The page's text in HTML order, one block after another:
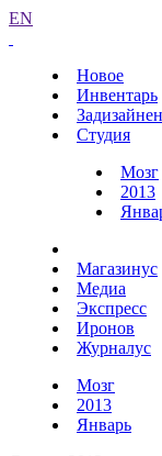
EN
Новое
Инвентарь
Студия
Мозг
2013
Магазинус
Медиа
Экспресс
Иронов
Журналус
Мозг
2013
Январь